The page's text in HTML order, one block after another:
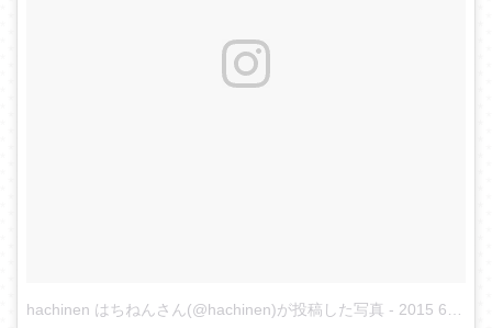
hachinen はちねんさん(@hachinen)が投稿した写真 - 2015 6月 27 3:24午後 PDT